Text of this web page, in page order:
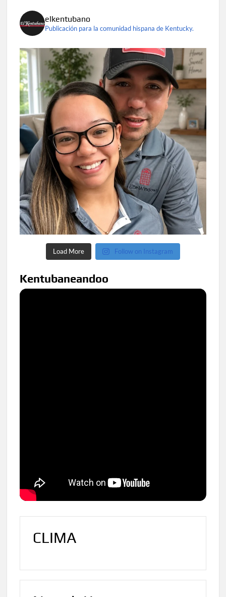
elkentubano
Publicación para la comunidad hispana de Kentucky.
Load More Follow on Instagram
Kentubaneandoo
CLIMA